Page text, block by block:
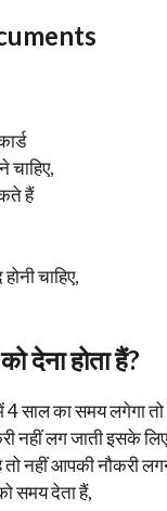
चाहिए,
हैं
चाहिए,
देना होता हैं?
4 साल का समय
नहीं लग जाती इसके
तो नहीं आपकी
समय देता हैं,